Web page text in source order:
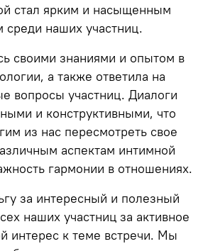
стал ярким и насыщенным
среди наших участниц.
своими знаниями и опытом в
а также ответила на
вопросы участниц. Диалоги
и конструктивными, что
из нас пересмотреть свое
аспектам интимной
гармонии в отношениях.
за интересный и полезный
наших участниц за активное
интерес к теме встречи. Мы